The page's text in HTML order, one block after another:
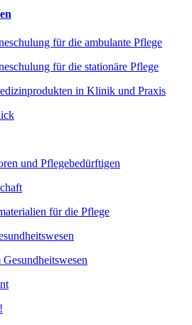
für die ambulante Pflege
für die stationäre Pflege
in Klinik und Praxis
und Pflegebedürftigen
für die Pflege